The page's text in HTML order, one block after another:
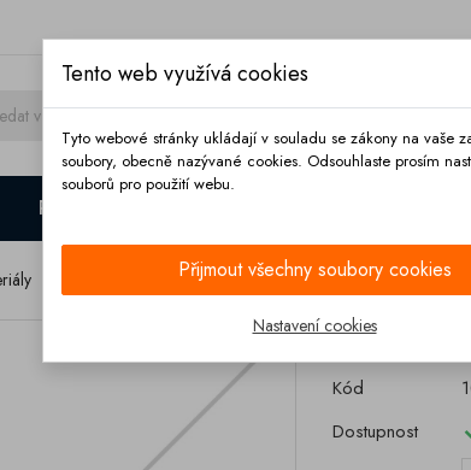
Platba
Hadice pro abraziva DN 50 černá tlaková
Hadice
Kód
Dostupnost
Tento web využívá cookies
Tyto webové stránky ukládají v souladu se zákony na vaše
soubory, obecně nazývané cookies. Odsouhlaste prosím
souborů pro použití webu.
Přijmout všechny soubory cookies
Nastavení cookies